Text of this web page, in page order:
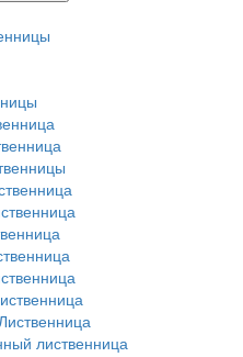
лиственница